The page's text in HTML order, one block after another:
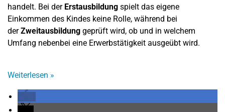
handelt. Bei der Erstausbildung spielt das eigene
Einkommen des Kindes keine Rolle, während bei
derZweitausbildung geprüft wird, ob und in welchem
Umfang nebenbei eine Erwerbstätigkeit ausgeübt wird.
Weiterlesen »